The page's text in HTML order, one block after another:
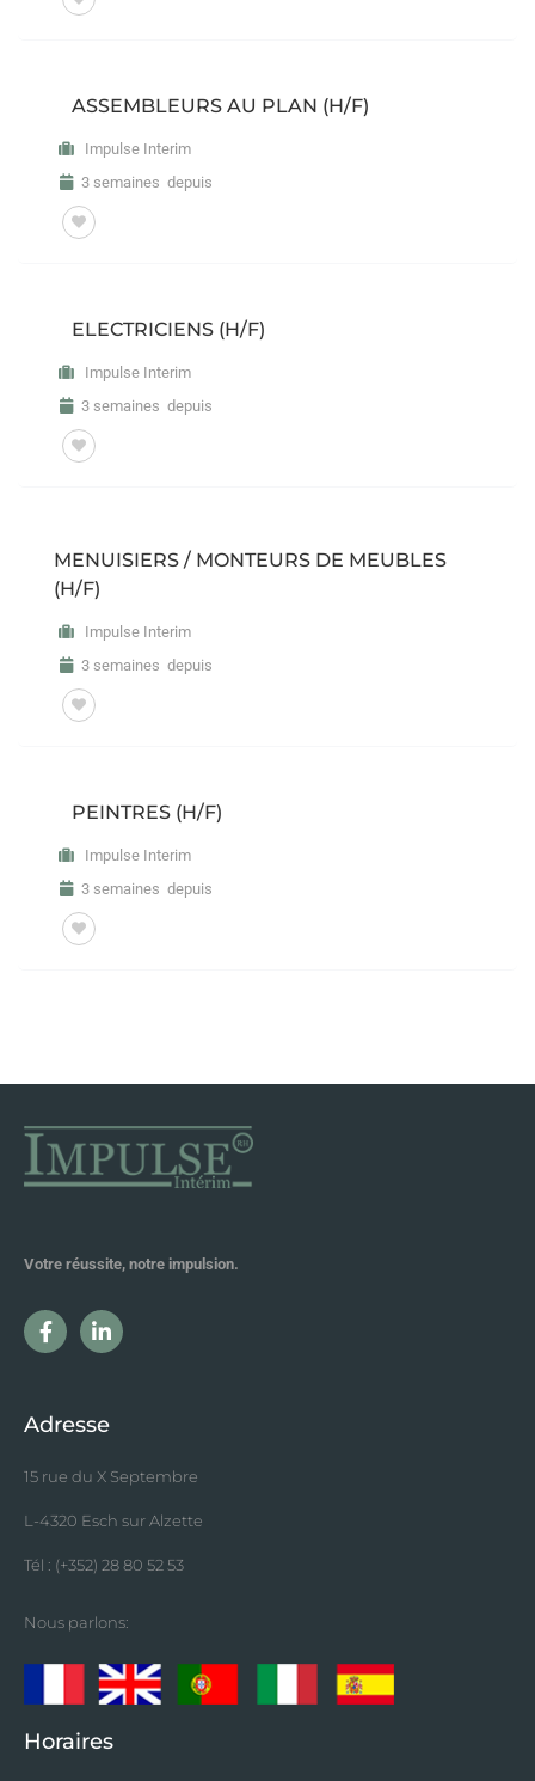
ASSEMBLEURS AU PLAN (H/F)
Impulse Interim
3 semaines depuis
ELECTRICIENS (H/F)
Impulse Interim
3 semaines depuis
MENUISIERS / MONTEURS DE MEUBLES
(H/F)
Impulse Interim
3 semaines depuis
PEINTRES (H/F)
Impulse Interim
3 semaines depuis
Votre réussite, notre impulsion.
Adresse
15 rue du X Septembre
L-4320 Esch sur Alzette
Tél : (+352) 28 80 52 53
Nous parlons:
Horaires